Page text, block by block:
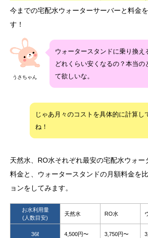
気...
今までの宅配水ウォーターサーバーと料金
す！
うさちゃん
ウォータースタンドに乗り換え
どれくらい安くなるの？本当の
て欲しいな。
じゃあ月々のコストを具体的に計算し
ね！
天然水、RO水それぞれ最安の宅配水ウォー
料金と、ウォータースタンドの月額料金を
ョンをしてみます。
お水利用量
(人数目安)
天然水 RO水
36ℓ 4,500円〜 3,750円〜